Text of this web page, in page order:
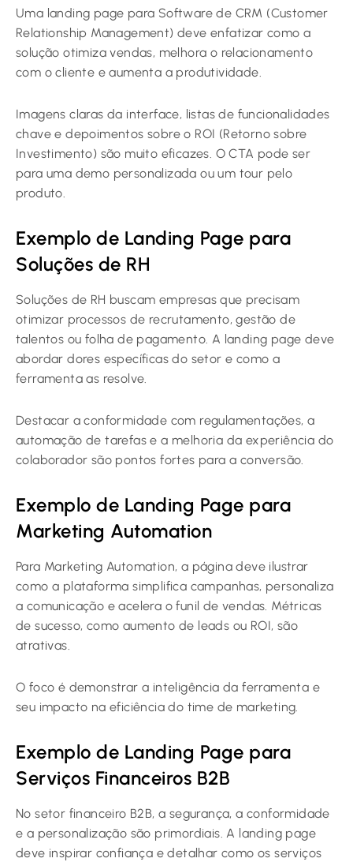
Uma landing page para Software de CRM (Customer
Relationship Management) deve enfatizar como a
solução otimiza vendas, melhora o relacionamento
com o cliente e aumenta a produtividade.
Imagens claras da interface, listas de funcionalidades
chave e depoimentos sobre o ROI (Retorno sobre
Investimento) são muito eficazes. O CTA pode ser
para uma demo personalizada ou um tour pelo
produto.
Exemplo de Landing Page para
Soluções de RH
Soluções de RH buscam empresas que precisam
otimizar processos de recrutamento, gestão de
talentos ou folha de pagamento. A landing page deve
abordar dores específicas do setor e como a
ferramenta as resolve.
Destacar a conformidade com regulamentações, a
automação de tarefas e a melhoria da experiência do
colaborador são pontos fortes para a conversão.
Exemplo de Landing Page para
Marketing Automation
Para Marketing Automation, a página deve ilustrar
como a plataforma simplifica campanhas, personaliza
a comunicação e acelera o funil de vendas. Métricas
de sucesso, como aumento de leads ou ROI, são
atrativas.
O foco é demonstrar a inteligência da ferramenta e
seu impacto na eficiência do time de marketing.
Exemplo de Landing Page para
Serviços Financeiros B2B
No setor financeiro B2B, a segurança, a conformidade
e a personalização são primordiais. A landing page
deve inspirar confiança e detalhar como os serviços